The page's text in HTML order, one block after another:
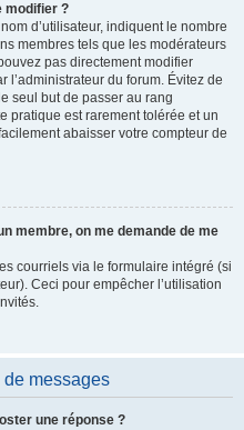
modifier ?
d’utilisateur, indiquent le nombre
membres tels que les modérateurs
pas directement modifier
l’administrateur du forum. Évitez de
seul but de passer au rang
pratique est rarement tolérée et un
abaisser votre compteur de
membre, on me demande de me
courriels via le formulaire intégré (si
Ceci pour empêcher l’utilisation
messages
une réponse ?